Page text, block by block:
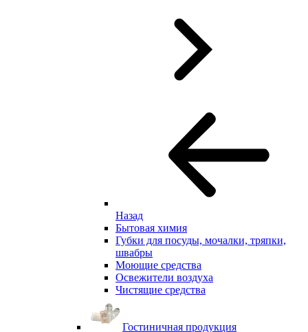
Назад
Бытовая химия
Губки для посуды, мочалки, тряпки,
швабры
Моющие средства
Освежители воздуха
Чистящие средства
Гостиничная продукция